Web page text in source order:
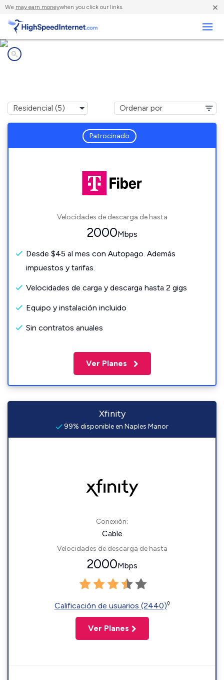
We may earn moneywhen you click our links. ×
Patrocinado
Velocidades de descarga de hasta
2000Mbps
Desde $45 al mes con Autopago. Además
impuestos y tarifas.
Velocidades de carga y descarga hasta 2 gigs
Equipo y instalación incluido
Sin contratos anuales
Ver Planes
Xfinity
99% disponible en Naples Manor
Conexión:
Cable
Velocidades de descarga de hasta
2000Mbps
Calificación de usuarios (2440)◊
Ver Planes